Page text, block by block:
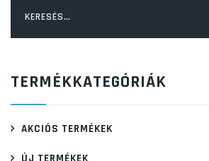
TERMÉKKATEGÓRIÁK
AKCIÓS TERMÉKEK